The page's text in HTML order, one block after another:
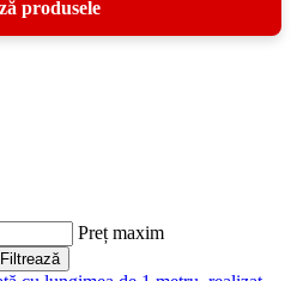
Preț maxim
Filtrează